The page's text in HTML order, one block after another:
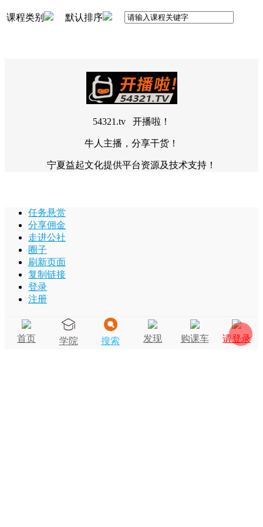
课程类别 默认排序
54321.tv 开播啦！
牛人主播，分享干货！
宁夏益起文化提供平台资源及技术支持！
任务悬赏
分享佣金
走进公社
圈子
刷新页面
复制链接
登录
注册
首页 学院 搜索 发现 购课车 请登录